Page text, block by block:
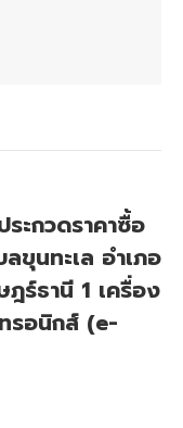
ระกวดราคาซื้อ
ขุนทะเล อำเภอ
ร์ธานี 1 เครื่อง
รอนิกส์ (e-